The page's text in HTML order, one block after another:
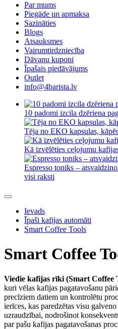
Par mums
Piegāde un apmaksa
Sazināties
Blogs
Atsauksmes
Vairumtirdzniecība
Dāvanu kuponi
Īpašais piedāvājums
Outlet
info@4barista.lv
10 padomi izcila dzēriena
Tēja no EKO kapsulas,
Kā izvēlēties ceļojumu
Espresso toniks –
visi raksti
Ievads
Īpaši kafijas automāti
Smart Coffee Tools
Smart Coffee
Viedie kafijas rīki (Smart Coffee
kuri vēlas kafijas pagatavošanu
precīziem datiem un kontrolētu
ierīces, kas paredzētas visu
uzraudzībai, nodrošinot
par pašu kafijas pagatavošanas